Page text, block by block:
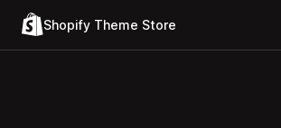
Shopify Theme Store